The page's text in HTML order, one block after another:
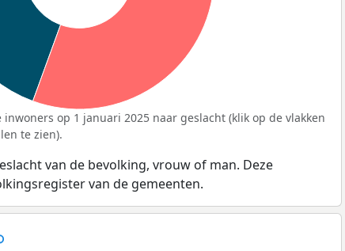
op 1 januari 2025 naar geslacht (klik op de vlakken
te zien).
van de bevolking, vrouw of man. Deze
van de gemeenten.